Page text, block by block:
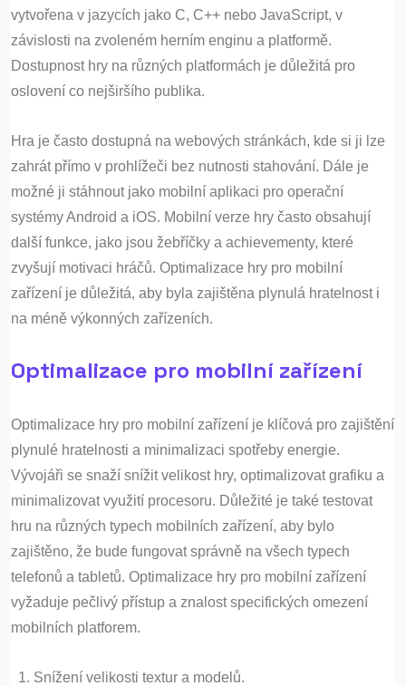
vytvořena v jazycích jako C, C++ nebo JavaScript, v
závislosti na zvoleném herním enginu a platformě.
Dostupnost hry na různých platformách je důležitá pro
oslovení co nejširšího publika.
Hra je často dostupná na webových stránkách, kde si ji lze
zahrát přímo v prohlížeči bez nutnosti stahování. Dále je
možné ji stáhnout jako mobilní aplikaci pro operační
systémy Android a iOS. Mobilní verze hry často obsahují
další funkce, jako jsou žebříčky a achievementy, které
zvyšují motivaci hráčů. Optimalizace hry pro mobilní
zařízení je důležitá, aby byla zajištěna plynulá hratelnost i
na méně výkonných zařízeních.
Optimalizace pro mobilní zařízení
Optimalizace hry pro mobilní zařízení je klíčová pro zajištění
plynulé hratelnosti a minimalizaci spotřeby energie.
Vývojáři se snaží snížit velikost hry, optimalizovat grafiku a
minimalizovat využití procesoru. Důležité je také testovat
hru na různých typech mobilních zařízení, aby bylo
zajištěno, že bude fungovat správně na všech typech
telefonů a tabletů. Optimalizace hry pro mobilní zařízení
vyžaduje pečlivý přístup a znalost specifických omezení
mobilních platforem.
Snížení velikosti textur a modelů.